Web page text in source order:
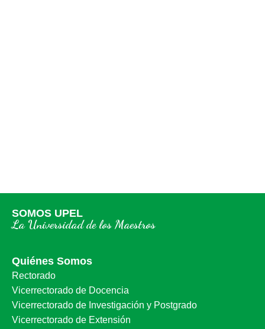
SOMOS UPEL
La Universidad de los Maestros
Quiénes Somos
Rectorado
Vicerrectorado de Docencia
Vicerrectorado de Investigación y Postgrado
Vicerrectorado de Extensión